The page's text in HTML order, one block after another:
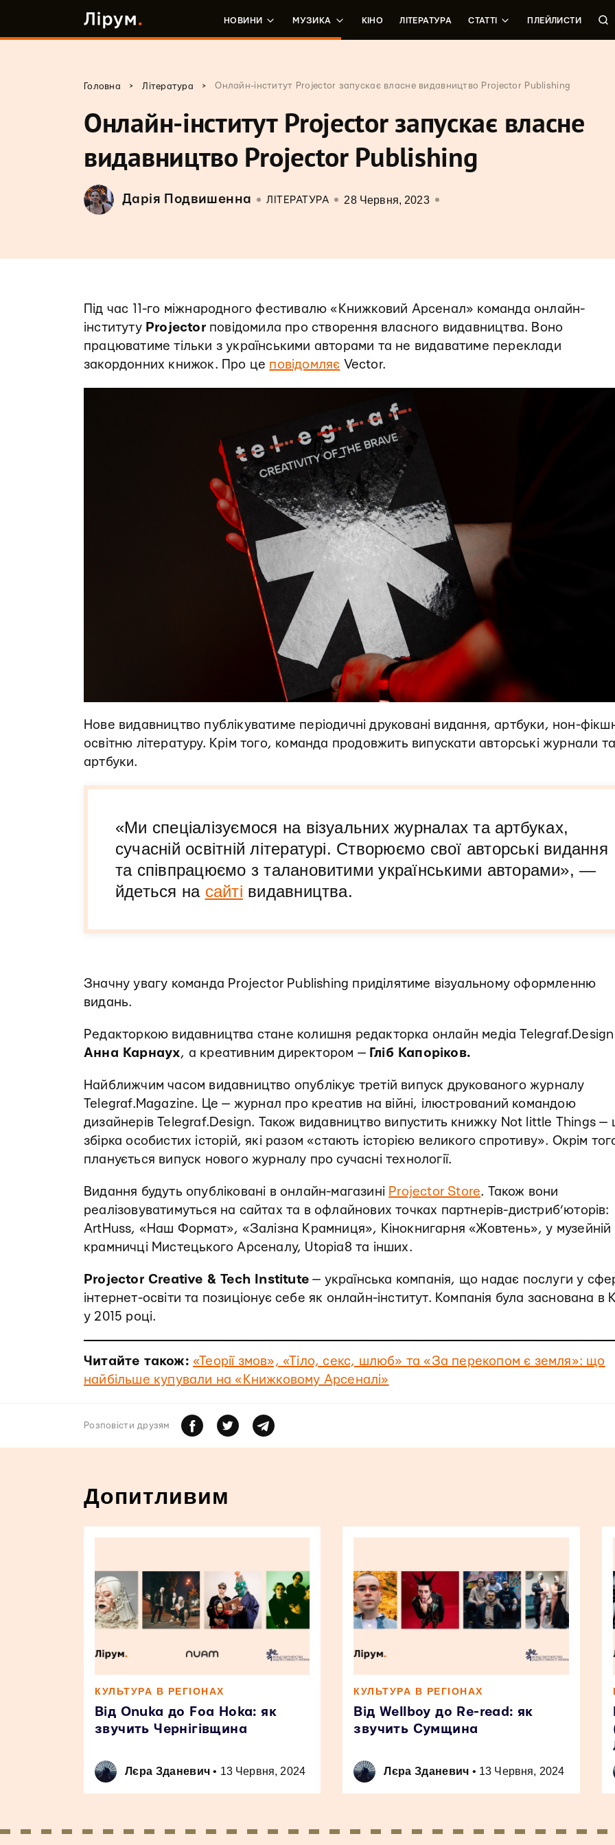
НОВИНИ МУЗИКА КІНО ЛІТЕРАТУРА СТАТТІ ПЛЕЙЛИСТИ
Головна > Література > Онлайн-інститут Projector запускає власне видавництво Projector Publishing
Онлайн-інститут Projector запускає власне
видавництво Projector Publishing
Дарія Подвишенна ЛІТЕРАТУРА 28 Червня, 2023
Під час 11-го міжнародного фестивалю «Книжковий Арсенал» команда онлайн-
інституту Projectorповідомила про створення власного видавництва. Воно
працюватиме тільки з українськими авторами та не видаватиме переклади
закордонних книжок. Про це повідомляє Vector.
Нове видавництво публікуватиме періодичні друковані видання, артбуки, нон-
освітню літературу. Крім того, команда продовжить випускати авторські журнали
артбуки.
«Ми спеціалізуємося на візуальних журналах та артбуках,
сучасній освітній літературі. Створюємо свої авторські видання
та співпрацюємо з талановитими українськими авторами», —
йдеться на сайті видавництва.
Значну увагу команда Projector Publishing приділятиме візуальному оформленню
видань.
Редакторкою видавництва стане колишня редакторка онлайн медіа Telegraf.Design
Анна Карнаух, а креативним директором — Гліб Капоріков.
Найближчим часом видавництво опублікує третій випуск друкованого журналу
Telegraf.Magazine. Це — журнал про креатив на війні, ілюстрований командою
дизайнерів Telegraf.Design. Також видавництво випустить книжку Not little Things —
збірка особистих історій, які разом «стають історією великого спротиву». Окрім
планується випуск нового журналу про сучасні технології.
Видання будуть опубліковані в онлайн-магазині Projector Store. Також вони
реалізовуватимуться на сайтах та в офлайнових точках партнерів-дистриб’юторів:
ArtHuss, «Наш Формат», «Залізна Крамниця», Кінокнигарня «Жовтень», у музейній
крамничці Мистецького Арсеналу, Utopia8 та інших.
Projector Creative & Tech Institute — українська компанія, що надає послуги у
інтернет-освіти та позиціонує себе як онлайн-інститут. Компанія була заснована в
у 2015 році.
Читайте також: «Теорії змов», «Тіло, секс, шлюб» та «За перекопом є земля»: що
найбільше купували на «Книжковому Арсеналі»
Розповiсти друзям
Допитливим
КУЛЬТУРА В РЕГІОНАХ
Від Onuka до Foa Hoka: як
звучить Чернігівщина
Лєра Зданевич • 13 Червня, 2024
КУЛЬТУРА В РЕГІОНАХ
Від Wellboy до Re-read: як
звучить Сумщина
Лєра Зданевич • 13 Червня, 2024